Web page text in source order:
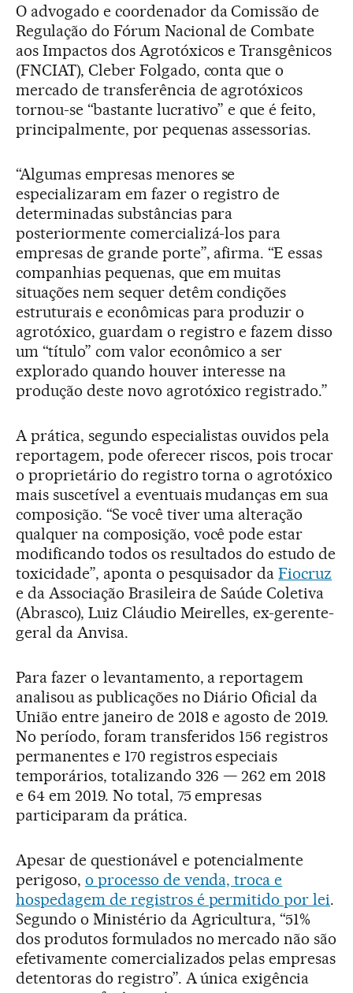
O advogado e coordenador da Comissão de
Regulação do Fórum Nacional de Combate
aos Impactos dos Agrotóxicos e Transgênicos
(FNCIAT), Cleber Folgado, conta que o
mercado de transferência de agrotóxicos
tornou-se “bastante lucrativo” e que é feito,
principalmente, por pequenas assessorias.
“Algumas empresas menores se
especializaram em fazer o registro de
determinadas substâncias para
posteriormente comercializá-los para
empresas de grande porte”, afirma. “E essas
companhias pequenas, que em muitas
situações nem sequer detêm condições
estruturais e econômicas para produzir o
agrotóxico, guardam o registro e fazem disso
um “título” com valor econômico a ser
explorado quando houver interesse na
produção deste novo agrotóxico registrado.”
A prática, segundo especialistas ouvidos pela
reportagem, pode oferecer riscos, pois trocar
o proprietário do registro torna o agrotóxico
mais suscetível a eventuais mudanças em sua
composição. “Se você tiver uma alteração
qualquer na composição, você pode estar
modificando todos os resultados do estudo de
toxicidade”, aponta o pesquisador daFiocruz
e da Associação Brasileira de Saúde Coletiva
(Abrasco), Luiz Cláudio Meirelles, ex-gerente-
geral da Anvisa.
Para fazer o levantamento, a reportagem
analisou as publicações no Diário Oficial da
União entre janeiro de 2018 e agosto de 2019.
No período, foram transferidos 156 registros
permanentes e 170 registros especiais
temporários, totalizando 326 — 262 em 2018
e 64 em 2019. No total, 75 empresas
participaram da prática.
Apesar de questionável e potencialmente
perigoso, o processo de venda, troca e
hospedagem de registros é permitido por lei.
Segundo o Ministério da Agricultura, “51%
dos produtos formulados no mercado não são
efetivamente comercializados pelas empresas
detentoras do registro”. A única exigência